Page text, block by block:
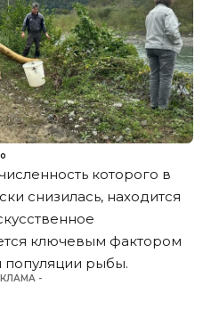
которого в
снизилась, находится
ключевым фактором
популяции рыбы.
-